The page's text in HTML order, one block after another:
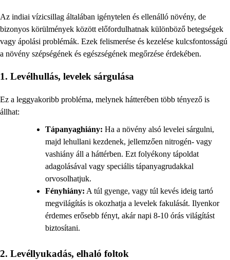
Az indiai vízicsillag általában igénytelen és ellenálló növény, de
bizonyos körülmények között előfordulhatnak különböző betegségek
vagy ápolási problémák. Ezek felismerése és kezelése kulcsfontosságú
a növény szépségének és egészségének megőrzése érdekében.
1. Levélhullás, levelek sárgulása
Ez a leggyakoribb probléma, melynek hátterében több tényező is
állhat:
Tápanyaghiány: Ha a növény alsó levelei sárgulni,
majd lehullani kezdenek, jellemzően nitrogén- vagy
vashiány áll a háttérben. Ezt folyékony tápoldat
adagolásával vagy speciális tápanyagrudakkal
orvosolhatjuk.
Fényhiány: A túl gyenge, vagy túl kevés ideig tartó
megvilágítás is okozhatja a levelek fakulását. Ilyenkor
érdemes erősebb fényt, akár napi 8-10 órás világítást
biztosítani.
2. Levéllyukadás, elhaló foltok